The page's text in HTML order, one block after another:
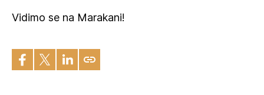
Vidimo se na Marakani!